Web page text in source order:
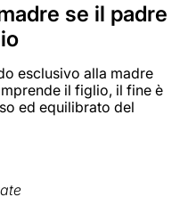
se il padre
esclusivo alla madre
il figlio, il fine è
ed equilibrato del